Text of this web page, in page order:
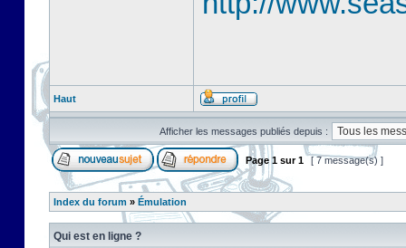
Haut
Afficher les messages publiés depuis :
Page 1 sur1 [ 7 message(s) ]
Index du forum » Émulation
Qui est en ligne ?